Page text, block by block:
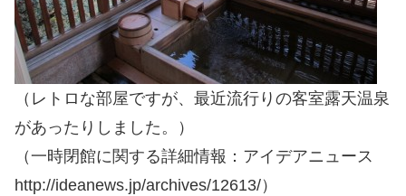
（レトロな部屋ですが、最近流行りの客室露天温泉
があったりしました。）
（一時閉館に関する詳細情報：アイデアニュース
http://ideanews.jp/archives/12613/）